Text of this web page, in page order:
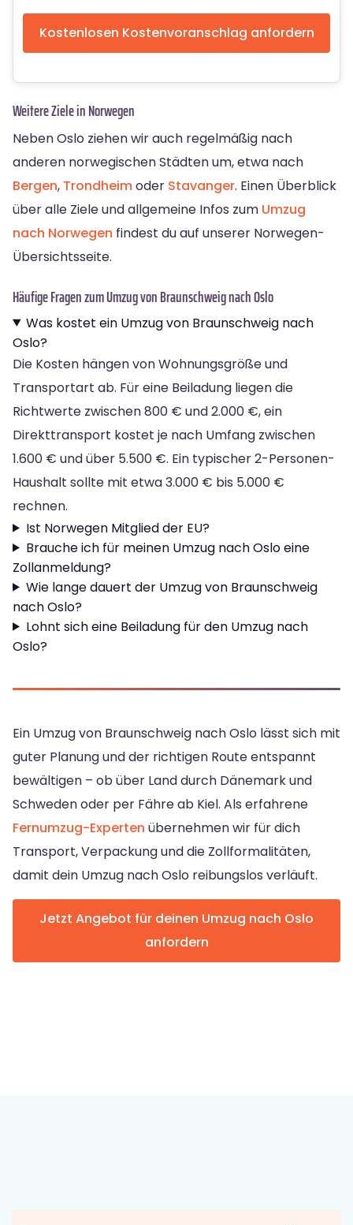
Kostenlosen Kostenvoranschlag anfordern
Weitere Ziele in Norwegen
Neben Oslo ziehen wir auch regelmäßig nach
anderen norwegischen Städten um, etwa nach
Bergen, Trondheimoder Stavanger. Einen Überblick
über alle Ziele und allgemeine Infos zum Umzug
nach Norwegen findest du auf unserer Norwegen-
Übersichtsseite.
Häufige Fragen zum Umzug von Braunschweig nach Oslo
Was kostet ein Umzug von Braunschweig nach
Oslo?
Die Kosten hängen von Wohnungsgröße und
Transportart ab. Für eine Beiladung liegen die
Richtwerte zwischen 800 € und 2.000 €, ein
Direkttransport kostet je nach Umfang zwischen
1.600 € und über 5.500 €. Ein typischer 2-Personen-
Haushalt sollte mit etwa 3.000 € bis 5.000 €
rechnen.
Ist Norwegen Mitglied der EU?
Brauche ich für meinen Umzug nach Oslo eine
Zollanmeldung?
Wie lange dauert der Umzug von Braunschweig
nach Oslo?
Lohnt sich eine Beiladung für den Umzug nach
Oslo?
Ein Umzug von Braunschweig nach Oslo lässt sich mit
guter Planung und der richtigen Route entspannt
bewältigen – ob über Land durch Dänemark und
Schweden oder per Fähre ab Kiel. Als erfahrene
Fernumzug-Experten übernehmen wir für dich
Transport, Verpackung und die Zollformalitäten,
damit dein Umzug nach Oslo reibungslos verläuft.
Jetzt Angebot für deinen Umzug nach Oslo
anfordern